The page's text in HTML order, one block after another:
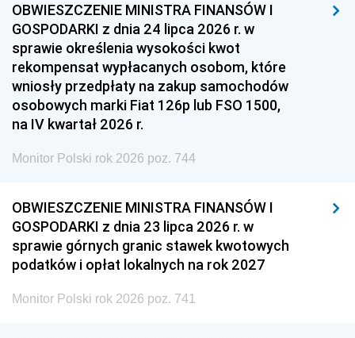
OBWIESZCZENIE MINISTRA FINANSÓW I
GOSPODARKI z dnia 24 lipca 2026 r. w
sprawie określenia wysokości kwot
rekompensat wypłacanych osobom, które
wniosły przedpłaty na zakup samochodów
osobowych marki Fiat 126p lub FSO 1500,
na IV kwartał 2026 r.
Monitor Polski rok 2026 poz. 744
OBWIESZCZENIE MINISTRA FINANSÓW I
GOSPODARKI z dnia 23 lipca 2026 r. w
sprawie górnych granic stawek kwotowych
podatków i opłat lokalnych na rok 2027
Monitor Polski rok 2026 poz. 741